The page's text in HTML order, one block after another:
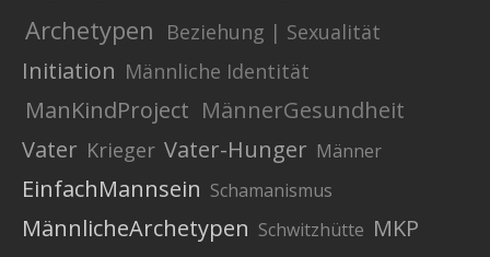
Archetypen
Beziehung | Sexualität
Initiation Männliche Identität
ManKindProject MännerGesundheit
Vater Krieger Vater-Hunger Männer
EinfachMannsein Schamanismus
MännlicheArchetypen Schwitzhütte MKP